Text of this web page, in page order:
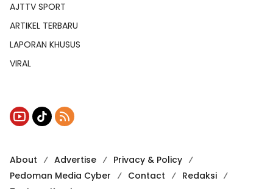
AJTTV SPORT
ARTIKEL TERBARU
LAPORAN KHUSUS
VIRAL
About Advertise
Privacy & Policy
Pedoman Media Cyber
Contact
Redaksi